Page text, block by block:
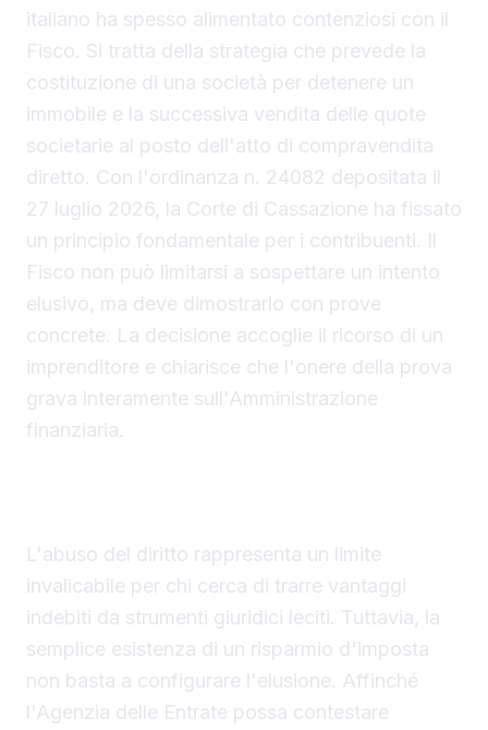
italiano ha spesso alimentato contenziosi con il
Fisco. Si tratta della strategia che prevede la
costituzione di una società per detenere un
immobile e la successiva vendita delle quote
societarie al posto dell'atto di compravendita
diretto. Con l'ordinanza n. 24082 depositata il
27 luglio 2026, la Corte di Cassazione ha fissato
un principio fondamentale per i contribuenti. Il
Fisco non può limitarsi a sospettare un intento
elusivo, ma deve dimostrarlo con prove
concrete. La decisione accoglie il ricorso di un
imprenditore e chiarisce che l'onere della prova
grava interamente sull'Amministrazione
finanziaria.
L'abuso del diritto rappresenta un limite
invalicabile per chi cerca di trarre vantaggi
indebiti da strumenti giuridici leciti. Tuttavia, la
semplice esistenza di un risparmio d'imposta
non basta a configurare l'elusione. Affinché
l'Agenzia delle Entrate possa contestare